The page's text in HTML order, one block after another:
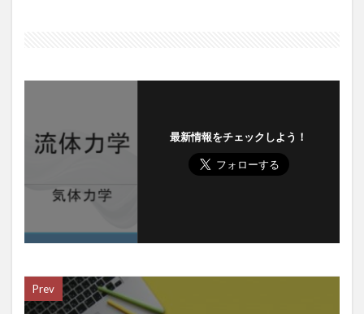
最新情報をチェックしよう！
Prev